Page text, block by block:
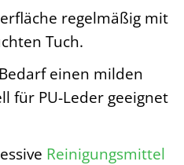
regelmäßig mit
Tuch.
einen milden
für PU-Leder geeignet
Reinigungsmittel